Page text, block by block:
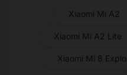
Xiaomi Mi A2
Xiaomi Mi A2 Lite
Xiaomi Mi 8